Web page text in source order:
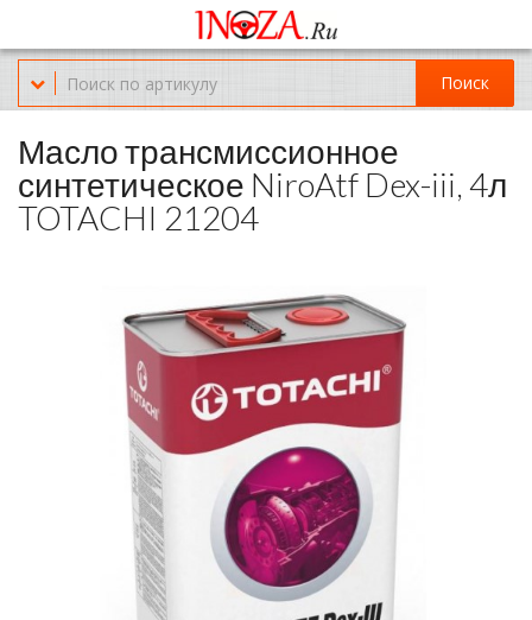
Офис обслуживания г.Краснодар (KRD) Куликова Поля 2 (магазин
Нож-мясо)
8-(967)-300-69-11
Поиск
Масло трансмиссионное
синтетическое NiroAtf Dex-iii, 4л
TOTACHI 21204